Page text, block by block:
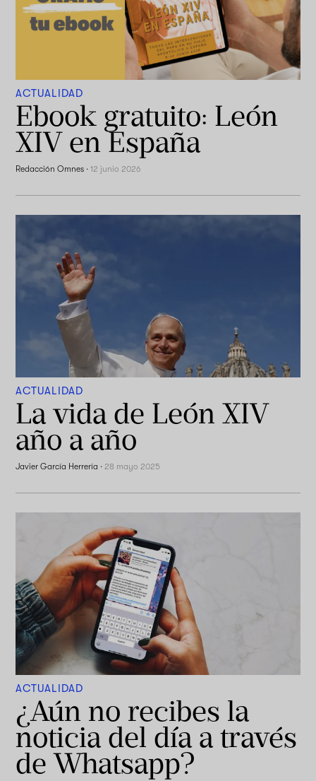
ACTUALIDAD
Ebook gratuito: León
XIV en España
Redacción Omnes ·12 junio 2026
ACTUALIDAD
La vida de León XIV
año a año
Javier García Herrería · 28 mayo 2025
ACTUALIDAD
¿Aún no recibes la
noticia del día a través
de Whatsapp?